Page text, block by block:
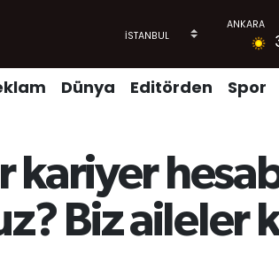
Dünya Editörden Spor
Biz aileler